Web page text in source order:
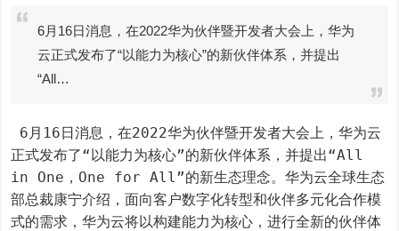
6月16日消息，在2022华为伙伴暨开发者大会上，华为
云正式发布了“以能力为核心”的新伙伴体系，并提出
“All…
正式发布了“以能力为核心”的新伙伴体系，并提出“All
in One，One for All”的新生态理念。华为云全球生态
部总裁康宁介绍，面向客户数字化转型和伙伴多元化合作模
式的需求，华为云将以构建能力为核心，进行全新的伙伴体